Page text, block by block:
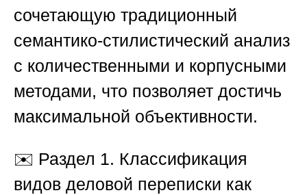
сочетающую традиционный
семантико-стилистический анализ
с количественными и корпусными
методами, что позволяет достичь
максимальной объективности.
✉️ Раздел 1. Классификация
видов деловой переписки как